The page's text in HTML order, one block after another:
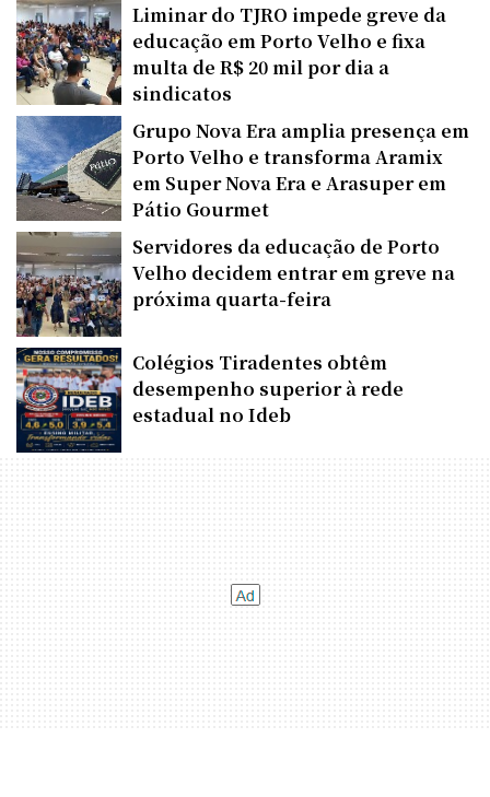
Liminar do TJRO impede greve da
educação em Porto Velho e fixa
multa de R$ 20 mil por dia a
sindicatos
Grupo Nova Era amplia presença em
Porto Velho e transforma Aramix
em Super Nova Era e Arasuper em
Pátio Gourmet
Servidores da educação de Porto
Velho decidem entrar em greve na
próxima quarta-feira
Colégios Tiradentes obtêm
desempenho superior à rede
estadual no Ideb